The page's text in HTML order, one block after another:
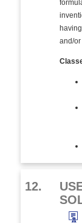
and/
12.